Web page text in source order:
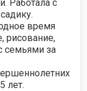
Работала с
время
рисование,
семьями за
лет.